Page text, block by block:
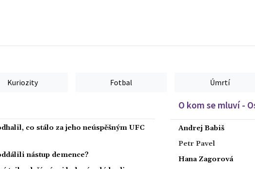
Kuriozity Fotbal Úmrtí
co stálo za jeho neúspěšným UFC
nástup demence?
O kom se mluví -
Andrej Babiš
Petr Pavel
Hana Zagorová